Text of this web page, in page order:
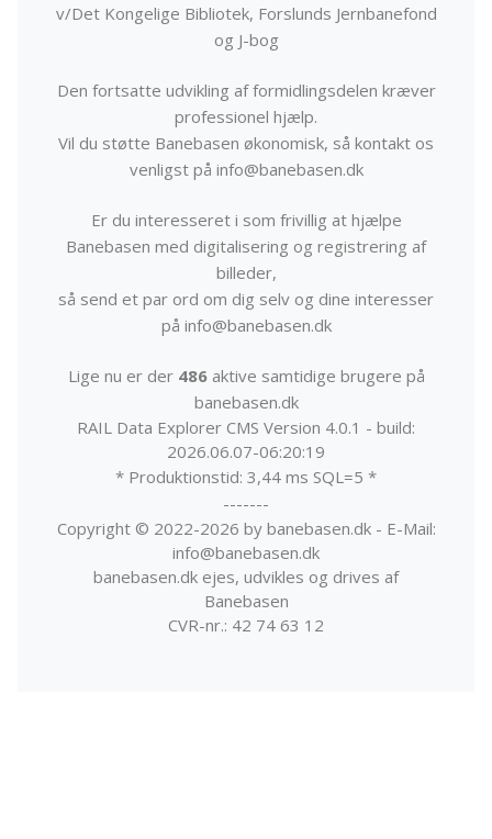
v/Det Kongelige Bibliotek, Forslunds Jernbanefond
og J-bog
Den fortsatte udvikling af formidlingsdelen kræver
professionel hjælp.
Vil du støtte Banebasen økonomisk, så kontakt os
venligst på info@banebasen.dk
Er du interesseret i som frivillig at hjælpe
Banebasen med digitalisering og registrering af
billeder,
så send et par ord om dig selv og dine interesser
på info@banebasen.dk
Lige nu er der 486aktive samtidige brugere på
banebasen.dk
RAIL Data Explorer CMS Version 4.0.1 - build:
2026.06.07-06:20:19
* Produktionstid: 3,44 ms SQL=5 *
-------
Copyright © 2022-2026 by banebasen.dk - E-Mail:
info@banebasen.dk
banebasen.dk ejes, udvikles og drives af
Banebasen
CVR-nr.: 42 74 63 12